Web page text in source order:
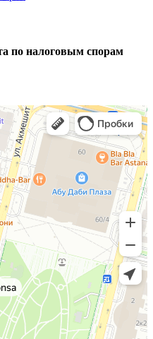
по налоговым спорам